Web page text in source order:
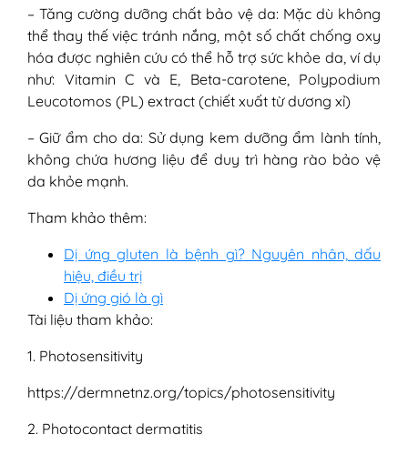
– Tăng cường dưỡng chất bảo vệ da: Mặc dù không
thể thay thế việc tránh nắng, một số chất chống oxy
hóa được nghiên cứu có thể hỗ trợ sức khỏe da, ví dụ
như: Vitamin C và E, Beta-carotene, Polypodium
Leucotomos (PL) extract (chiết xuất từ dương xỉ)
– Giữ ẩm cho da: Sử dụng kem dưỡng ẩm lành tính,
không chứa hương liệu để duy trì hàng rào bảo vệ
da khỏe mạnh.
Tham khảo thêm:
Dị ứng gluten là bệnh gì? Nguyên nhân, dấu
hiệu, điều trị
Dị ứng gió là gì
Tài liệu tham khảo:
1. Photosensitivity
https://dermnetnz.org/topics/photosensitivity
2. Photocontact dermatitis